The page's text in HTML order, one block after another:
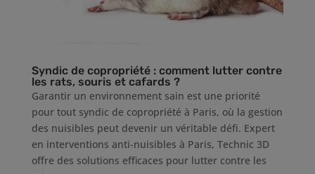
Syndic de copropriété : comment lutter contre
les rats, souris et cafards ?
Garantir un environnement sain est une priorité
pour tout syndic de copropriété à Paris, où la gestion
des nuisibles peut devenir un véritable défi. Expert
en interventions anti-nuisibles à Paris, Technic 3D
offre des solutions efficaces pour lutter contre les